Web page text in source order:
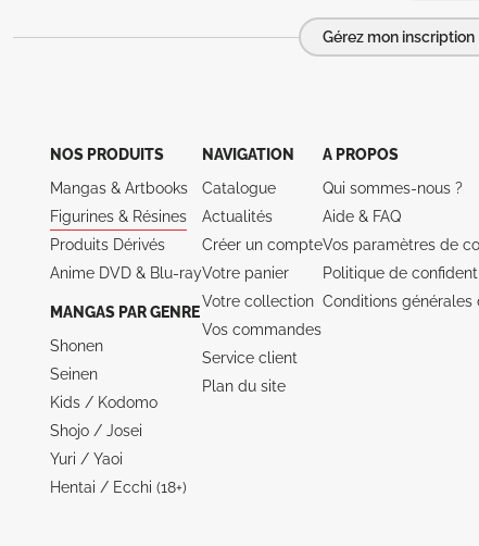
Gérez mon inscription
NOS PRODUITS
Mangas & Artbooks
Figurines & Résines
Produits Dérivés
Anime DVD & Blu‑ray
MANGAS PAR GENRE
Shonen
Seinen
Kids / Kodomo
Shojo / Josei
Yuri / Yaoi
Hentai / Ecchi (18+)
NAVIGATION
Catalogue
Actualités
Créer un compte
Votre panier
Votre collection
Vos commandes
Service client
Plan du site
A PROPOS
Qui sommes-nous ?
Aide & FAQ
Vos paramètres de
Politique de
Conditions générales